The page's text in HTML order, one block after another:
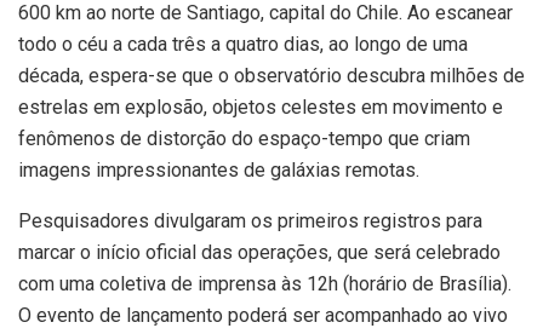
600 km ao norte de Santiago, capital do Chile. Ao escanear
todo o céu a cada três a quatro dias, ao longo de uma
década, espera-se que o observatório descubra milhões de
estrelas em explosão, objetos celestes em movimento e
fenômenos de distorção do espaço-tempo que criam
imagens impressionantes de galáxias remotas.
Pesquisadores divulgaram os primeiros registros para
marcar o início oficial das operações, que será celebrado
com uma coletiva de imprensa às 12h (horário de Brasília).
O evento de lançamento poderá ser acompanhado ao vivo